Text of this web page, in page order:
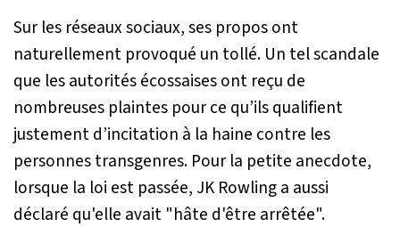
Sur les réseaux sociaux, ses propos ont
naturellement provoqué un tollé. Un tel scandale
que les autorités écossaises ont reçu de
nombreuses plaintes pour ce qu’ils qualifient
justement d’incitation à la haine contre les
personnes transgenres. Pour la petite anecdote,
lorsque la loi est passée, JK Rowling a aussi
déclaré qu'elle avait "hâte d'être arrêtée".